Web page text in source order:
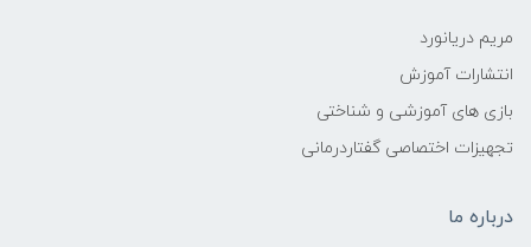
مریم دریانورد
انتشارات آموزش
بازی های آموزشی و شناختی
تجهیزات اختصاصی گفتاردرمانی
درباره ما